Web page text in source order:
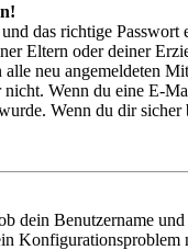
das richtige
Eltern oder deiner
neu angemeldeten
Wenn du eine E-
Wenn du dir
dein Benutzername